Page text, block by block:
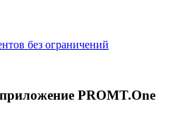
без ограничений
PROMT.One